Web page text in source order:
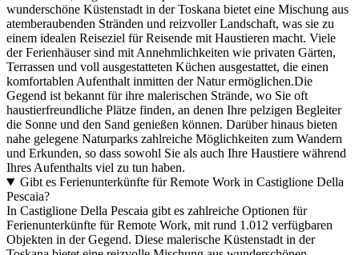
wunderschöne Küstenstadt in der Toskana bietet eine Mischung aus
atemberaubenden Stränden und reizvoller Landschaft, was sie zu
einem idealen Reiseziel für Reisende mit Haustieren macht. Viele
der Ferienhäuser sind mit Annehmlichkeiten wie privaten Gärten,
Terrassen und voll ausgestatteten Küchen ausgestattet, die einen
komfortablen Aufenthalt inmitten der Natur ermöglichen.Die
Gegend ist bekannt für ihre malerischen Strände, wo Sie oft
haustierfreundliche Plätze finden, an denen Ihre pelzigen Begleiter
die Sonne und den Sand genießen können. Darüber hinaus bieten
nahe gelegene Naturparks zahlreiche Möglichkeiten zum Wandern
und Erkunden, so dass sowohl Sie als auch Ihre Haustiere während
Ihres Aufenthalts viel zu tun haben.
Gibt es Ferienunterkünfte für Remote Work in Castiglione Della
Pescaia?
In Castiglione Della Pescaia gibt es zahlreiche Optionen für
Ferienunterkünfte für Remote Work, mit rund 1.012 verfügbaren
Objekten in der Gegend. Diese malerische Küstenstadt in der